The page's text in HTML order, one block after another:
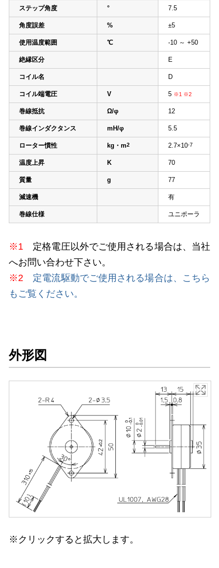
ステップ角度 ° 7.5
角度誤差 % ±5
使用温度範囲 ℃ -10 ～ +50
絶縁区分 E
コイル名 D
コイル端電圧 V 5 ※1 ※2
巻線抵抗 Ω/φ 12
巻線インダクタンス mH/φ 5.5
ローター慣性 kg・m2 2.7×10-7
温度上昇 K 70
質量 g 77
減速機 有
巻線仕様 ユニポーラ
※1 定格電圧以外でご使用される場合は、当社
へお問い合わせ下さい。
※2 定電流駆動でご使用される場合は、こちら
もご覧ください。
外形図
※クリックすると拡大します。